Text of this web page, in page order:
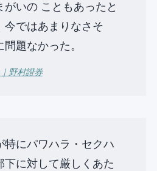
がいの こともあったと
今ではあまりなさそ
題なかった。
野村證券
特にパワハラ・セクハ
下に対して厳しくあた